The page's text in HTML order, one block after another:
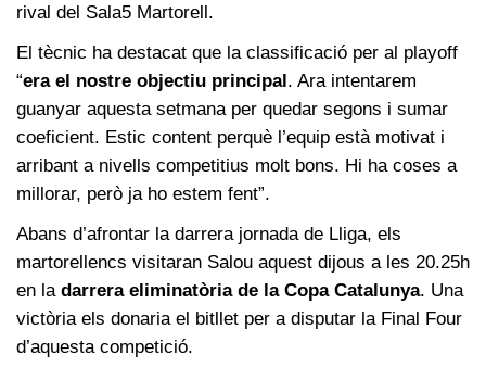
rival del Sala5 Martorell.
El tècnic ha destacat que la classificació per al playoff
“era el nostre objectiu principal. Ara intentarem
guanyar aquesta setmana per quedar segons i sumar
coeficient. Estic content perquè l’equip està motivat i
arribant a nivells competitius molt bons. Hi ha coses a
millorar, però ja ho estem fent”.
Abans d’afrontar la darrera jornada de Lliga, els
martorellencs visitaran Salou aquest dijous a les 20.25h
en la darrera eliminatòria de la Copa Catalunya. Una
victòria els donaria el bitllet per a disputar la Final Four
d’aquesta competició.